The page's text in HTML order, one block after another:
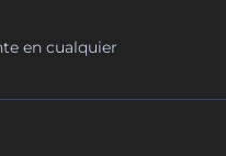
en cualquier